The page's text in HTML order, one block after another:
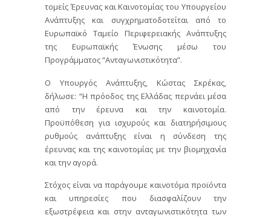
τομείς Έρευνας και Καινοτομίας του Υπουργείου
Ανάπτυξης και συγχρηματοδοτείται από το
Ευρωπαϊκό Ταμείο Περιφερειακής Ανάπτυξης
της Ευρωπαϊκής Ένωσης μέσω του
Προγράμματος “Ανταγωνιστικότητα”.
Ο Υπουργός Ανάπτυξης, Κώστας Σκρέκας,
δήλωσε: “Η πρόοδος της Ελλάδας περνάει μέσα
από την έρευνα και την καινοτομία.
Προϋπόθεση για ισχυρούς και διατηρήσιμους
ρυθμούς ανάπτυξης είναι η σύνδεση της
έρευνας και της καινοτομίας με την βιομηχανία
και την αγορά.
Στόχος είναι να παράγουμε καινοτόμα προϊόντα
και υπηρεσίες που διασφαλίζουν την
εξωστρέφεια και στην ανταγωνιστικότητα των